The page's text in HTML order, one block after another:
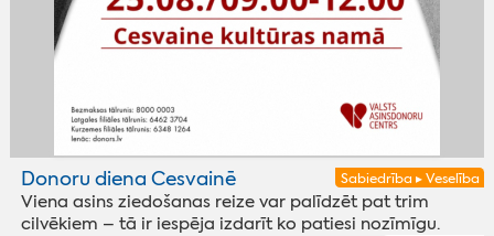
Sabiedrība ▸ Veselība
Donoru diena Cesvainē
Viena asins ziedošanas reize var palīdzēt pat trim
cilvēkiem – tā ir iespēja izdarīt ko patiesi nozīmīgu.